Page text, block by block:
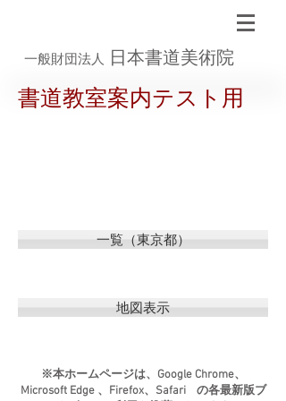
一般財団法人 日本書道美術院
書道教室案内テスト用
一覧（東京都）
地図表示
※本ホームページは、Google Chrome、
Microsoft Edge 、Firefox、Safari の各最新版ブ